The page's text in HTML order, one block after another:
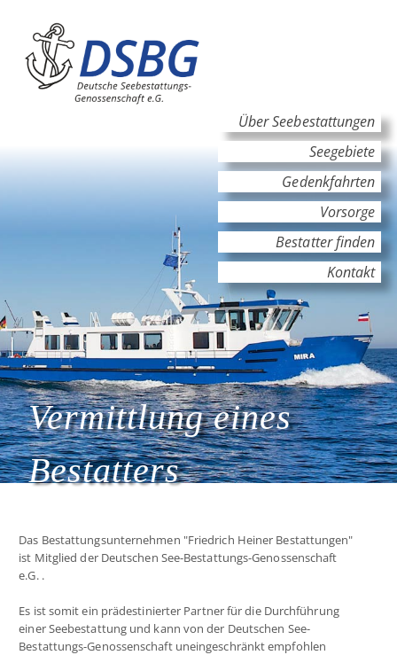
Hauptinhalt
Hauptnavigation
Über Seebestattungen
Seegebiete
Gedenkfahrten
Vorsorge
Bestatter finden
Kontakt
Vermittlung eines
Bestatters
Das Bestattungsunternehmen "Friedrich Heiner Bestattungen"
ist Mitglied der Deutschen See-Bestattungs-Genossenschaft
e.G. .
Es ist somit ein prädestinierter Partner für die Durchführung
einer Seebestattung und kann von der Deutschen See-
Bestattungs-Genossenschaft uneingeschränkt empfohlen